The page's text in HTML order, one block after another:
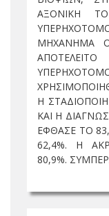
ΑΞΟΝΙΚΗ
ΜΗΧΑΝΗΜΑ
Η
ΚΑΙ Η
ΕΦΘΑΣΕ ΤΟ
62,4%. Η
80,9%.